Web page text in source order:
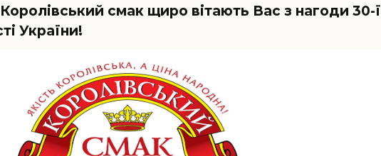
смак щиро вітають Вас з нагоди 30-ї
України!